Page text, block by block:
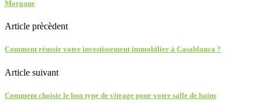
Morgane
Article prècèdent
Comment réussir votre investissement immobilier à Casablanca ?
Article suivant
Comment choisir le bon type de vitrage pour votre salle de bains